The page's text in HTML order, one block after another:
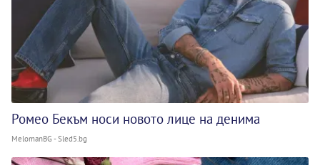
Ромео Бекъм носи новото лице на денима
MelomanBG - Sled5.bg